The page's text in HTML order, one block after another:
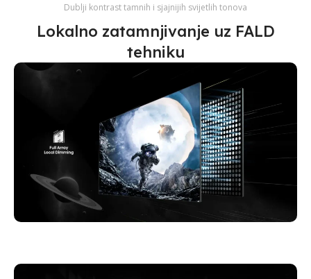
Dublji kontrast tamnih i sjajnijih svijetlih tonova
Lokalno zatamnjivanje uz FALD
tehniku